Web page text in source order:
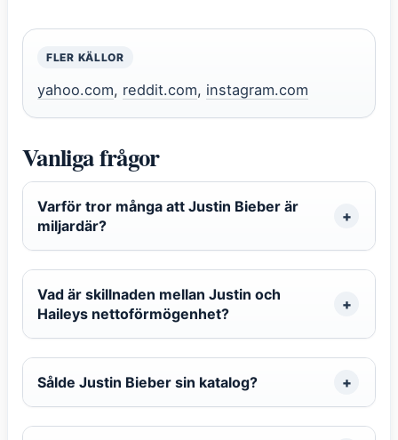
FLER KÄLLOR
yahoo.com, reddit.com, instagram.com
Vanliga frågor
Varför tror många att Justin Bieber är
miljardär?
Vad är skillnaden mellan Justin och
Haileys nettoförmögenhet?
Sålde Justin Bieber sin katalog?